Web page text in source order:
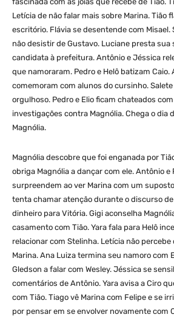
Letícia de não falar mais sobre Marina. Tião
escritório. Flávia se desentende com Misael.
não desistir de Gustavo. Luciane presta sua
candidata à prefeitura. Antônio e Jéssica
que namoraram. Pedro e Helô batizam Caio.
comemoram com alunos do cursinho.
orgulhoso. Pedro e Elio ficam chateados
investigações contra Magnólia. Chega o dia
Magnólia.
Magnólia descobre que foi enganada por
obriga Magnólia a dançar com ele. Antônio e
surpreendem ao ver Marina com um
tenta chamar atenção durante o discurso de
dinheiro para Vitória. Gigi aconselha
casamento com Tião. Yara fala para Helô
relacionar com Stelinha. Letícia não
Marina. Ana Luiza termina seu namoro com
Gledson a falar com Wesley. Jéssica se
comentários de Antônio. Yara avisa a Ciro
com Tião. Tiago vê Marina com Felipe e se
por pensar em se envolver novamente com